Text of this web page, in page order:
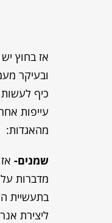
אז בחוץ
ובעיקר
כיף
עייפות
מהאגדות:
שמנים-
מדברות
בתעשיית
ליצירת